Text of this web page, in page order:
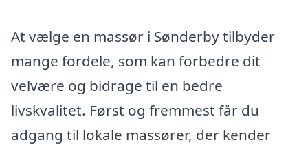
At vælge en massør i Sønderby tilbyder
mange fordele, som kan forbedre dit
velvære og bidrage til en bedre
livskvalitet. Først og fremmest får du
adgang til lokale massører, der kender